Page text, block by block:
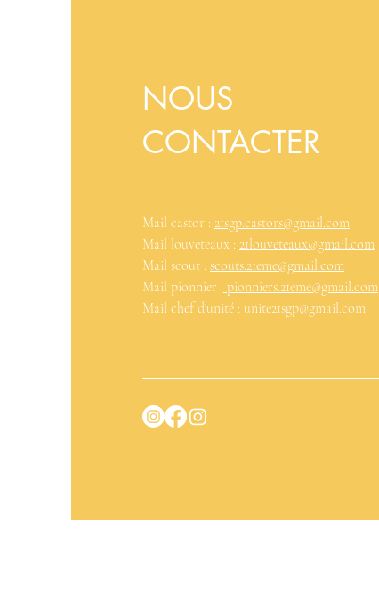
NOUS
CONTACTER
Mail castor : 21sgp.castors@gmail.com
Mail louveteaux : 21louveteaux@gmail.com
Mail scout : scouts.21eme@gmail.com
Mail pionnier : pionniers.21eme@gmail.com
Mail chef d'unité : unite21sgp@gmail.com